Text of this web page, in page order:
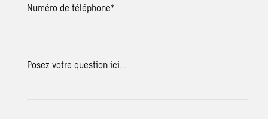
Numéro de téléphone*
Posez votre question ici…